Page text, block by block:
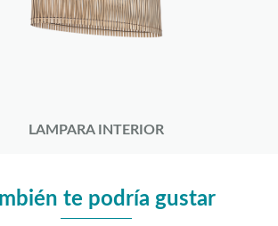
LAMPARA INTERIOR
te podría gustar